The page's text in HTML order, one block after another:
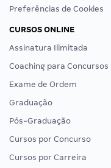
Preferências de Cookies
CURSOS ONLINE
Assinatura Ilimitada
Coaching para Concursos
Exame de Ordem
Graduação
Pós-Graduação
Cursos por Concurso
Cursos por Carreira